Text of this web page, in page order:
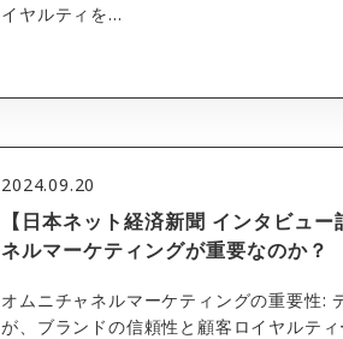
イヤルティを...
2024.09.20
【日本ネット経済新聞 インタビュ
ネルマーケティングが重要なのか？
オムニチャネルマーケティングの重要性:
が、ブランドの信頼性と顧客ロイヤルテ